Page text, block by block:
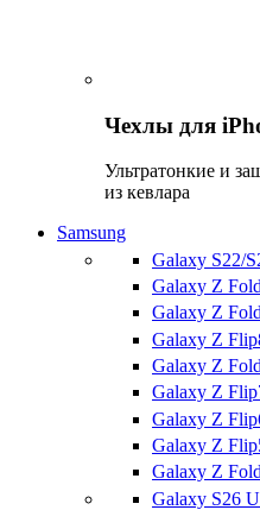
Чехлы для
Ультратонкие и
из кевлара
Samsung
Galaxy S22/
Galaxy Z
Galaxy Z
Galaxy Z
Galaxy Z
Galaxy Z
Galaxy Z
Galaxy Z
Galaxy Z
Galaxy S26